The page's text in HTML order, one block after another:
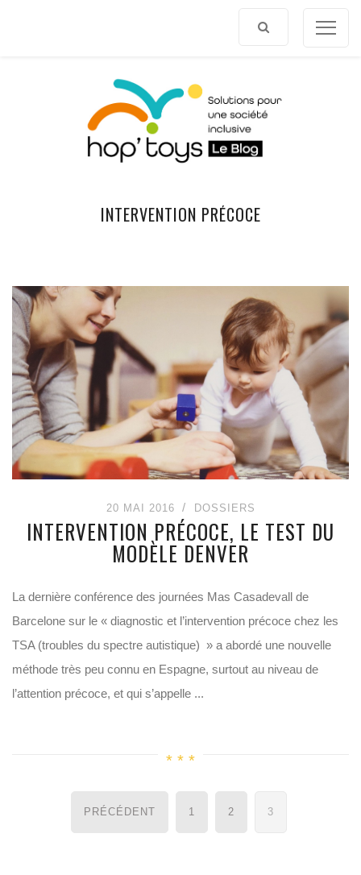
INTERVENTION PRÉCOCE
20 MAI 2016 DOSSIERS
INTERVENTION PRÉCOCE, LE TEST DU
MODÈLE DENVER
La dernière conférence des journées Mas Casadevall de
Barcelone sur le « diagnostic et l’intervention précoce chez les
TSA (troubles du spectre autistique) » a abordé une nouvelle
méthode très peu connu en Espagne, surtout au niveau de
l’attention précoce, et qui s’appelle ...
Navigation
des
PRÉCÉDENT 1 2 3